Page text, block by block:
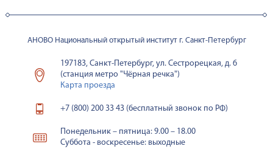
АНОВО Национальный открытый институт г. Санкт-Петербург
197183, Санкт-Петербург, ул. Сестрорецкая, д. 6
(станция метро "Чёрная речка")
Карта проезда
+7 (800) 200 33 43 (бесплатный звонок по РФ)
Понедельник – пятница: 9.00 – 18.00
Суббота - воскресенье: выходные